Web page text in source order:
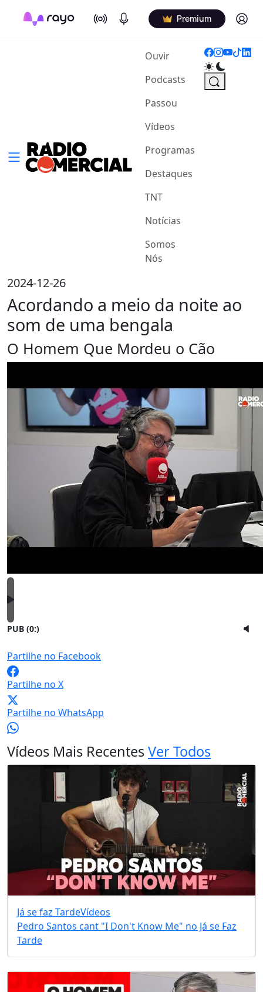
On Air Podcasts Premium Log in
Ouvir(current)
Podcasts
Passou
Vídeos
Programas
Destaques
TNT
Notícias
Somos
Nós
2024-12-26
Acordando a meio da noite ao
som de uma bengala
O Homem Que Mordeu o Cão
PUB (0:)
Partilhe no Facebook
Partilhe no X
Partilhe no WhatsApp
Vídeos Mais RecentesVer Todos
Já se faz TardeVídeos
Pedro Santos cant "I Don't Know Me" no Já se Faz
Tarde